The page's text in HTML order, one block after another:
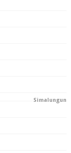
Simalungun